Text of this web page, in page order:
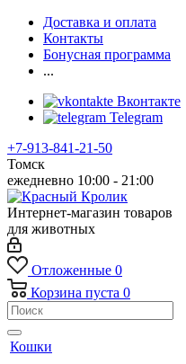
Доставка и оплата
Контакты
Бонусная программа
...
Вконтакте
Telegram
+7-913-841-21-50
Томск
ежедневно 10:00 - 21:00
Интернет-магазин товаров
для животных
Отложенные 0
Корзина пуста 0
Кошки